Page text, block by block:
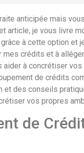
anticipée mais
article, je vous livre
à cette option et
mes crédits et à
à concrétiser
de crédits
des conseils
vos propres
de